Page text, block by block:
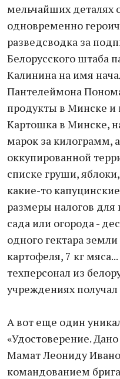
мельчайших деталях
одновременно
разведсводка за
Белорусского штаба
Калинина на имя
Пантелеймона
продукты в Минске и
Картошка в Минске,
марок за килограмм,
оккупированной
списке груши,
какие-то
размеры налогов для
сада или огорода -
одного гектара земли
картофеля, 7 кг
техперсонал из
учреждениях
А вот еще один
«Удостоверение.
Мамат Леониду
командованием